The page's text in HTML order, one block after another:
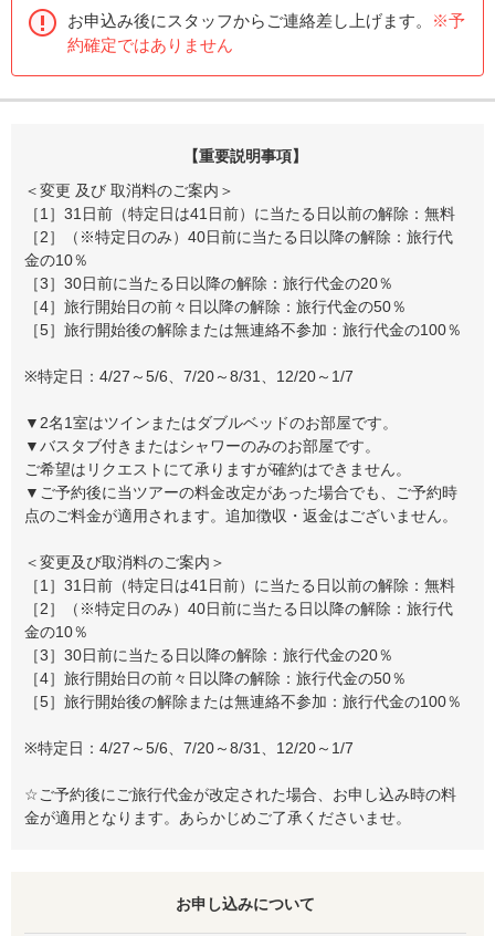
お申込み後にスタッフからご連絡差し上げます。
※予
約確定ではありません
【重要説明事項】
＜変更 及び 取消料のご案内＞
［1］31日前（特定日は41日前）に当たる日以前の解除：無料
［2］（※特定日のみ）40日前に当たる日以降の解除：旅行代
金の10％
［3］30日前に当たる日以降の解除：旅行代金の20％
［4］旅行開始日の前々日以降の解除：旅行代金の50％
［5］旅行開始後の解除または無連絡不参加：旅行代金の100％
※特定日：4/27～5/6、7/20～8/31、12/20～1/7
▼2名1室はツインまたはダブルベッドのお部屋です。
▼バスタブ付きまたはシャワーのみのお部屋です。
ご希望はリクエストにて承りますが確約はできません。
▼ご予約後に当ツアーの料金改定があった場合でも、ご予約時
点のご料金が適用されます。追加徴収・返金はございません。
＜変更及び取消料のご案内＞
［1］31日前（特定日は41日前）に当たる日以前の解除：無料
［2］（※特定日のみ）40日前に当たる日以降の解除：旅行代
金の10％
［3］30日前に当たる日以降の解除：旅行代金の20％
［4］旅行開始日の前々日以降の解除：旅行代金の50％
［5］旅行開始後の解除または無連絡不参加：旅行代金の100％
※特定日：4/27～5/6、7/20～8/31、12/20～1/7
☆ご予約後にご旅行代金が改定された場合、お申し込み時の料
金が適用となります。あらかじめご了承くださいませ。
お申し込みについて